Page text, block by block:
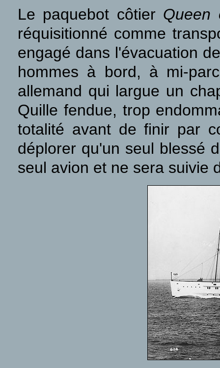
Le paquebot côtier Queen
réquisitionné comme
engagé dans l'évacuation
hommes à bord, à mi-
allemand qui largue un
Quille fendue, trop
totalité avant de finir par
déplorer qu'un seul blessé
seul avion et ne sera suivie